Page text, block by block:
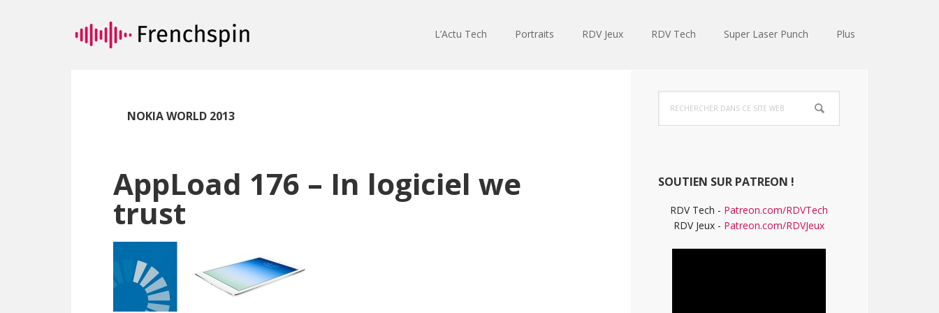
au
contenu
la
L’Actu Tech Portraits RDV Jeux RDV Tech Super Laser Punch Plus
NOKIA WORLD 2013
AppLoad 176 – In logiciel we
trust
Barre
latérale
dans
ce
SOUTIEN SUR PATREON !
RDV Tech - Patreon.com/RDVTech
RDV Jeux - Patreon.com/RDVJeux